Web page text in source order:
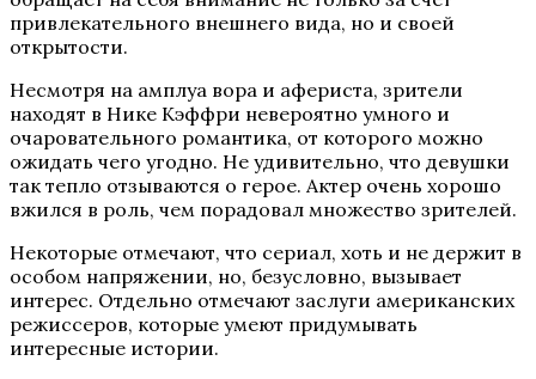
привлекательного внешнего вида, но и своей
открытости.
Несмотря на амплуа вора и афериста, зрители
находят в Нике Кэффри невероятно умного и
очаровательного романтика, от которого можно
ожидать чего угодно. Не удивительно, что девушки
так тепло отзываются о герое. Актер очень хорошо
вжился в роль, чем порадовал множество зрителей.
Некоторые отмечают, что сериал, хоть и не держит в
особом напряжении, но, безусловно, вызывает
интерес. Отдельно отмечают заслуги американских
режиссеров, которые умеют придумывать
интересные истории.